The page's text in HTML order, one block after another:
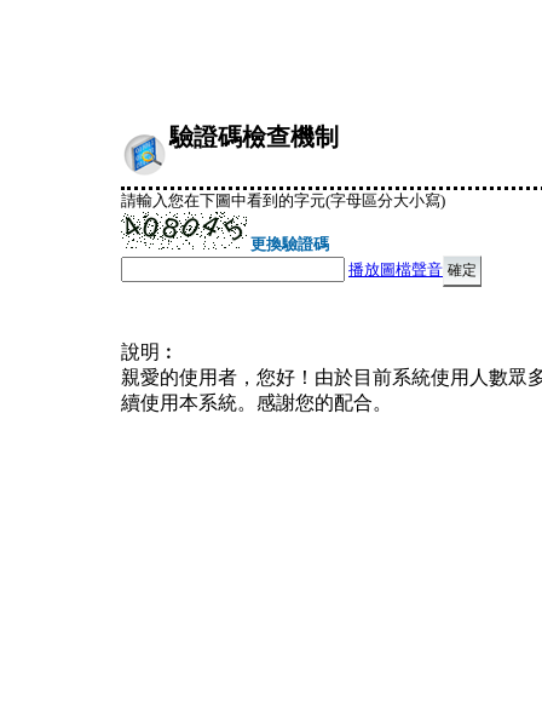
驗證碼檢查機制
請輸入您在下圖中看到的字元(字母區分大小寫)
更換驗證碼
播放圖檔聲音
說明︰
親愛的使用者，您好！由於目前系統使用人數眾
續使用本系統。感謝您的配合。